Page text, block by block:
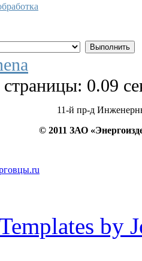
0.09
11-й пр-д
© 2011 ЗАО
by